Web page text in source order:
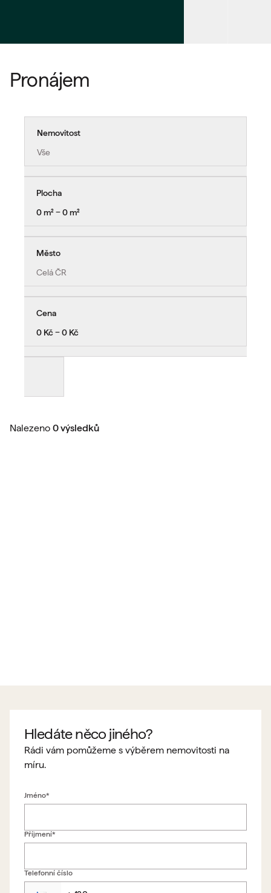
Pronájem
Nemovitost
Vše
Plocha
0 m² − 0 m²
Město
Celá ČR
Cena
0 Kč − 0 Kč
Nalezeno 0 výsledků
Hledáte něco jiného?
Rádi vám pomůžeme s výběrem nemovitosti na
míru.
Jméno*
Příjmení*
Telefonní číslo